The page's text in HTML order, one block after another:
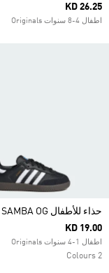
KD 26.25
اطفال 4-8 سنوات Originals
حذاء للأطفال SAMBA OG
KD 19.00
اطفال 1-4 سنوات Originals
2 Colours